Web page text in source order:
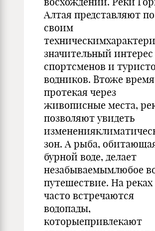
Алтая представляют по
своим
значительный интерес
спортсменов и
водников. Втоже
протекая через
живописные места,
позволяют увидеть
зон. А рыба,
бурной воде, делает
незабываемымлюбое
путешествие. На реках
часто встречаются
водопады,
которыепривлекают